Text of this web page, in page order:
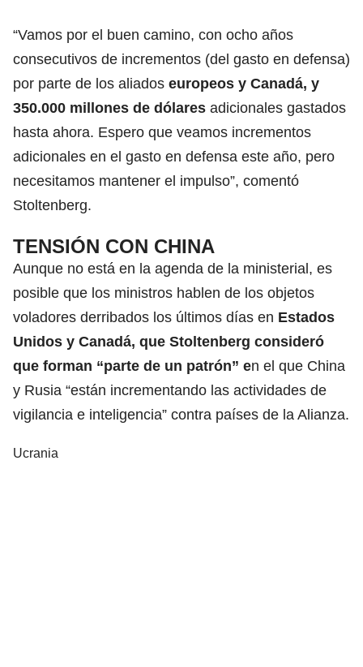
“Vamos por el buen camino, con ocho años
consecutivos de incrementos (del gasto en defensa)
por parte de los aliados europeos y Canadá, y
350.000 millones de dólares adicionales gastados
hasta ahora. Espero que veamos incrementos
adicionales en el gasto en defensa este año, pero
necesitamos mantener el impulso”, comentó
Stoltenberg.
TENSIÓN CON CHINA
Aunque no está en la agenda de la ministerial, es
posible que los ministros hablen de los objetos
voladores derribados los últimos días en Estados
Unidos y Canadá, que Stoltenberg consideró
que forman “parte de un patrón” en el que China
y Rusia “están incrementando las actividades de
vigilancia e inteligencia” contra países de la Alianza.
Ucrania